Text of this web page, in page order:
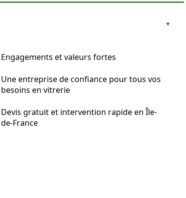
Engagements et valeurs fortes
Une entreprise de confiance pour tous vos
besoins en vitrerie
Devis gratuit et intervention rapide en Île-
de-France